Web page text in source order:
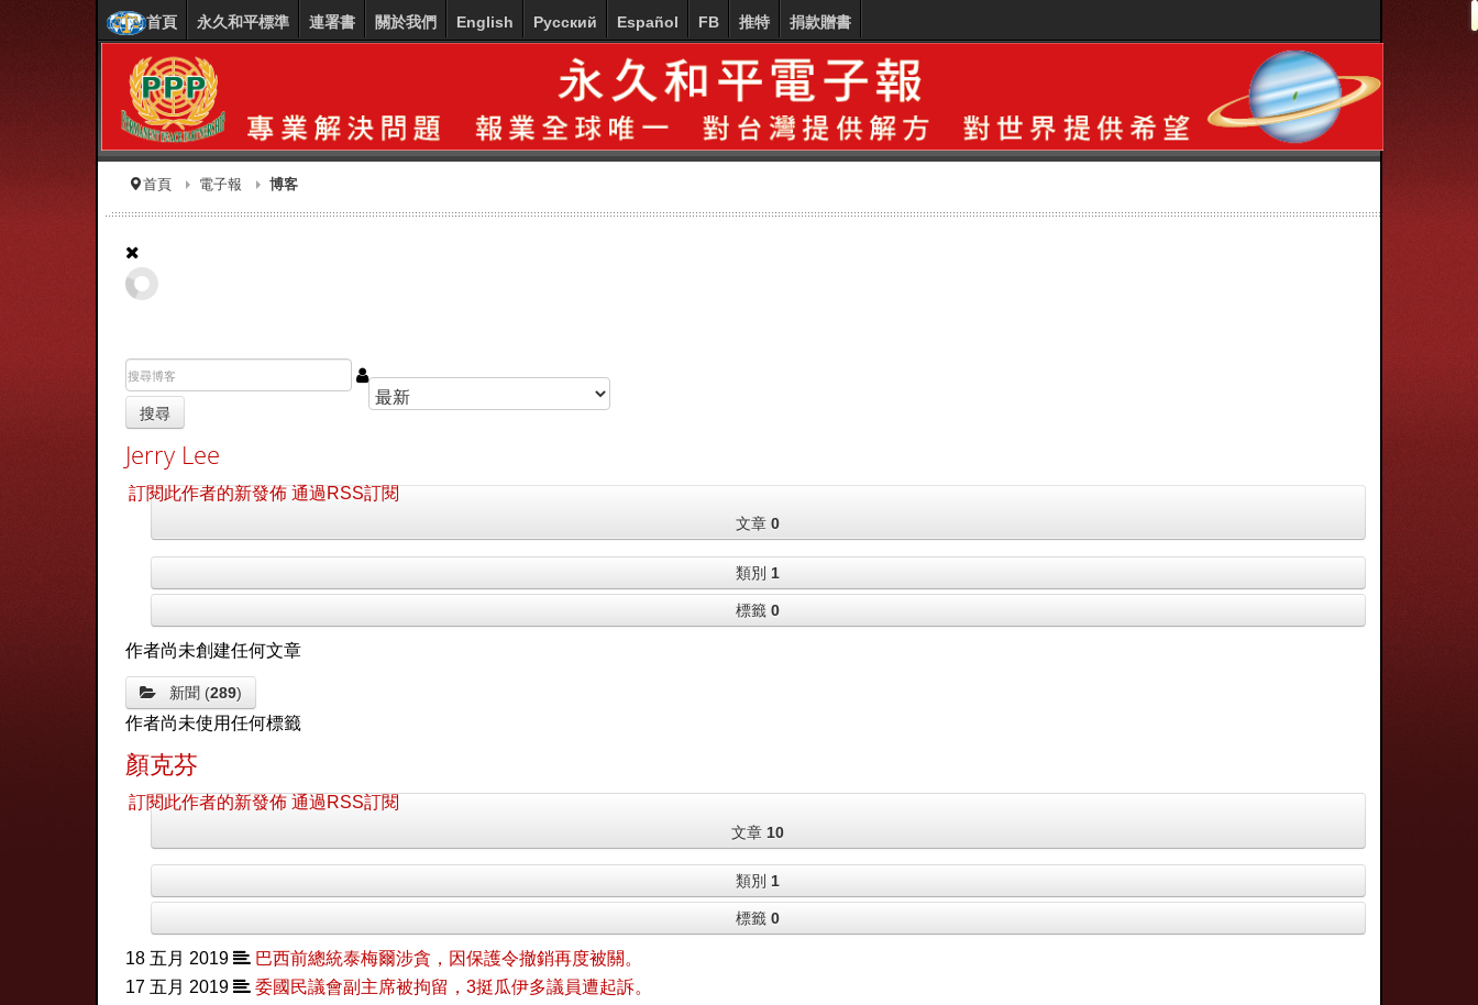
首頁 永久和平標準 連署書 關於我們 English Русский Español FB 推特 捐款贈書
首頁 電子報 博客
搜尋
Jerry Lee
訂閱此作者的新發佈 通過RSS訂閱
文章0
類別 1
標籤0
作者尚未創建任何文章
新聞 (289)
作者尚未使用任何標籤
顏克芬
訂閱此作者的新發佈 通過RSS訂閱
文章 10
類別 1
標籤0
18 五月 2019
巴西前總統泰梅爾涉貪，因保護令撤銷再度被關。
17 五月 2019
委國民議會副主席被拘留，3挺瓜伊多議員遭起訴。